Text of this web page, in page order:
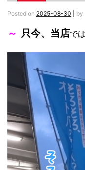
Posted on 2025-08-30 by
～ 只今、当店では